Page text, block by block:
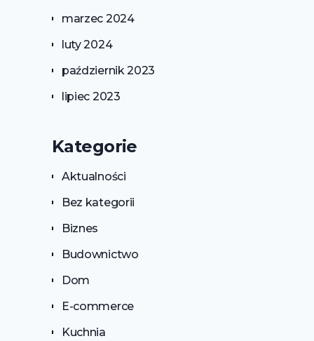
marzec 2024
luty 2024
październik 2023
lipiec 2023
Kategorie
Aktualności
Bez kategorii
Biznes
Budownictwo
Dom
E-commerce
Kuchnia